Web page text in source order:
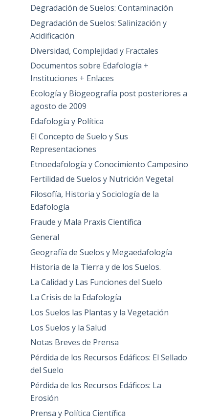
Degradación de Suelos: Contaminación
Degradación de Suelos: Salinización y
Acidificación
Diversidad, Complejidad y Fractales
Documentos sobre Edafología +
Instituciones + Enlaces
Ecología y Biogeografía post posteriores a
agosto de 2009
Edafología y Política
El Concepto de Suelo y Sus
Representaciones
Etnoedafología y Conocimiento Campesino
Fertilidad de Suelos y Nutrición Vegetal
Filosofía, Historia y Sociología de la
Edafología
Fraude y Mala Praxis Científica
General
Geografía de Suelos y Megaedafología
Historia de la Tierra y de los Suelos.
La Calidad y Las Funciones del Suelo
La Crisis de la Edafología
Los Suelos las Plantas y la Vegetación
Los Suelos y la Salud
Notas Breves de Prensa
Pérdida de los Recursos Edáficos: El Sellado
del Suelo
Pérdida de los Recursos Edáficos: La
Erosión
Prensa y Política Científica